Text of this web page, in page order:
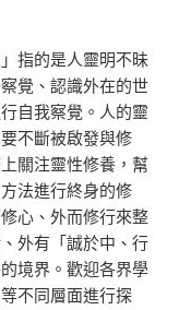
指的是人靈明不昧
覺、認識外在的世
自我察覺。人的靈
不斷被啟發與修
關注靈性修養，幫
法進行終身的修
心、外而修行來整
外有「誠於中、行
境界。歡迎各界學
不同層面進行探